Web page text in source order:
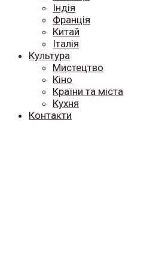
Індія
Франція
Китай
Італія
Культура
Мистецтво
Кіно
Країни та міста
Кухня
Контакти